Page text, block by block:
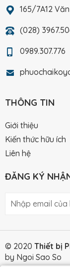
165/7A12 Văn
(028)
0989.307.776
THÔNG TIN
Giới thiệu
Kiến thức hữu ích
Liên hệ
ĐĂNG KÝ
© 2020 Thiết bị
by Ngoi Sao So